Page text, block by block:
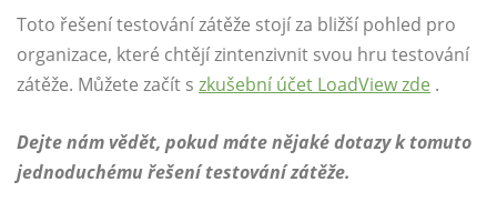
Toto řešení testování zátěže stojí za bližší pohled pro
organizace, které chtějí zintenzivnit svou hru testování
zátěže. Můžete začít s zkušební účet LoadView zde .
Dejte nám vědět, pokud máte nějaké dotazy k tomuto
jednoduchému řešení testování zátěže.